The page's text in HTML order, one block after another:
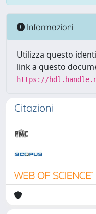
Informazioni
Utilizza questo
link a questo
https://
Citazioni